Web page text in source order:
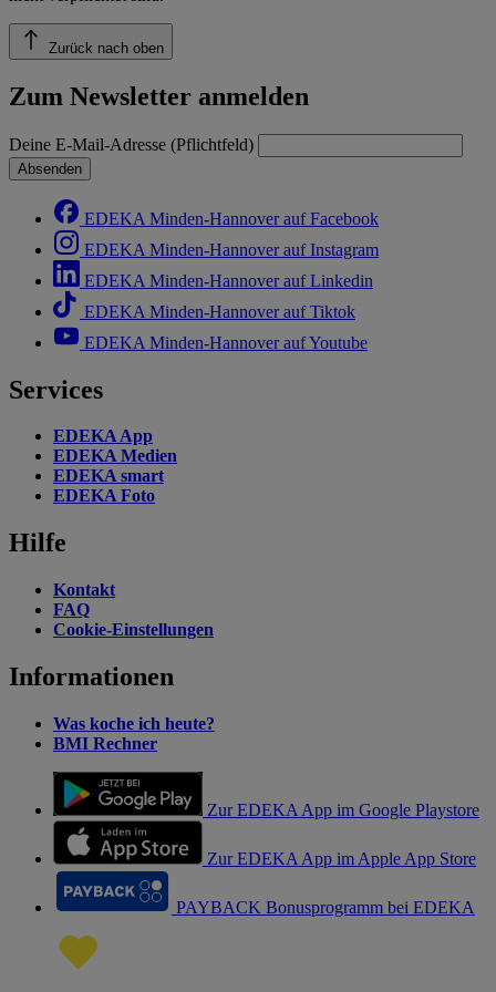
Zurück nach oben
Zum Newsletter anmelden
Deine E-Mail-Adresse (Pflichtfeld)
Absenden
EDEKA Minden-Hannover auf Facebook
EDEKA Minden-Hannover auf Instagram
EDEKA Minden-Hannover auf Linkedin
EDEKA Minden-Hannover auf Tiktok
EDEKA Minden-Hannover auf Youtube
Services
EDEKA App
EDEKA Medien
EDEKA smart
EDEKA Foto
Hilfe
Kontakt
FAQ
Cookie-Einstellungen
Informationen
Was koche ich heute?
BMI Rechner
Zur EDEKA App im Google Playstore
Zur EDEKA App im Apple App Store
PAYBACK Bonusprogramm bei EDEKA